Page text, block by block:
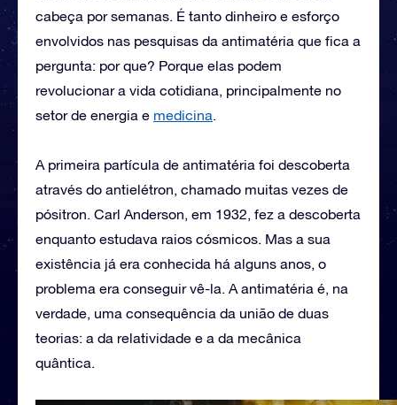
cabeça por semanas. É tanto dinheiro e esforço
envolvidos nas pesquisas da antimatéria que fica a
pergunta: por que? Porque elas podem
revolucionar a vida cotidiana, principalmente no
setor de energia e medicina.
A primeira partícula de antimatéria foi descoberta
através do antielétron, chamado muitas vezes de
pósitron. Carl Anderson, em 1932, fez a descoberta
enquanto estudava raios cósmicos. Mas a sua
existência já era conhecida há alguns anos, o
problema era conseguir vê-la. A antimatéria é, na
verdade, uma consequência da união de duas
teorias: a da relatividade e a da mecânica
quântica.